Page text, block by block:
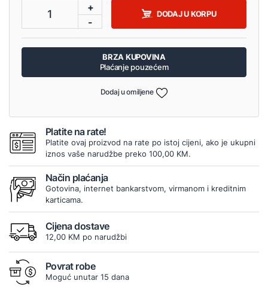
1
+
-
DODAJ U KORPU
BRZA KUPOVINA
Plaćanje pouzećem
Dodaj u omiljene
Platite na rate!
Platite ovaj proizvod na rate po istoj cijeni, ako je ukupni
iznos vaše narudžbe preko 100,00 KM.
Način plaćanja
Gotovina, internet bankarstvom, virmanom i kreditnim
karticama.
Cijena dostave
12,00 KM po narudžbi
Povrat robe
Moguć unutar 15 dana